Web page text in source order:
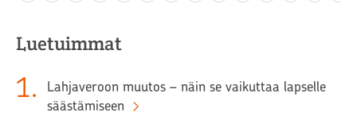
Luetuimmat
1.
Lahjaveroon muutos – näin se vaikuttaa lapselle
säästämiseen